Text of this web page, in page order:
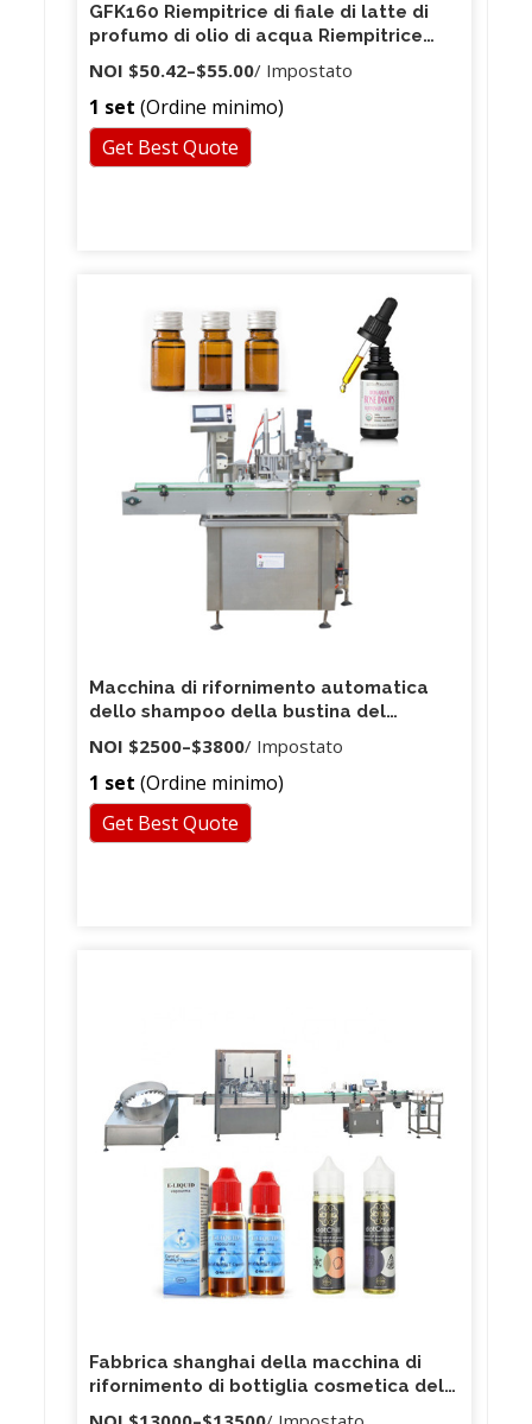
GFK160 Riempitrice di fiale di latte di
profumo di olio di acqua Riempitrice
liquida di CNC Macchina di rifornimento
automatica di acqua minerale 1,5 litri di
Drin
NOI $50.42–$55.00/ Impostato
1 set (Ordine minimo)
Get Best Quote
Macchina di rifornimento automatica
dello shampoo della bustina del
capelli TT-380
NOI $2500–$3800/ Impostato
1 set (Ordine minimo)
Get Best Quote
Fabbrica shanghai della macchina di
rifornimento di bottiglia cosmetica del
profumo essenziale completamente